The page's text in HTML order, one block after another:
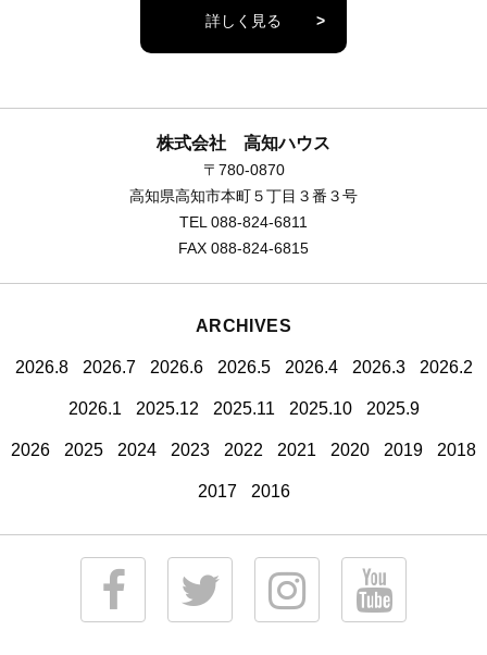
詳しく見る >
株式会社 高知ハウス
〒780-0870
高知県高知市本町５丁目３番３号
TEL 088-824-6811
FAX 088-824-6815
ARCHIVES
2026.8 2026.7 2026.6 2026.5 2026.4 2026.3 2026.2
2026.1 2025.12 2025.11 2025.10 2025.9
2026 2025 2024 2023 2022 2021 2020 2019 2018
2017 2016